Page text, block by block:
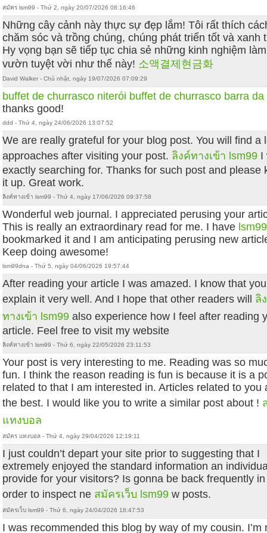
สมัคร lsm99 - Thứ 2, ngày 20/07/2026 08:16:46
Những cây cảnh này thực sự đẹp lắm! Tôi rất thích
chăm sóc và trồng chúng, chúng phát triển tốt và xanh
Hy vọng bạn sẽ tiếp tục chia sẻ những kinh nghiệm làm
vườn tuyệt vời như thế này! 소액결제현금화
David Walker - Chủ nhật, ngày 19/07/2026 07:09:29
buffet de churrasco niterói buffet de churrasco barra da
thanks good!
ddd - Thứ 4, ngày 24/06/2026 13:07:52
We are really grateful for your blog post. You will find a
approaches after visiting your post. ลิงค์ทางเข้า lsm99 I
exactly searching for. Thanks for such post and please
it up. Great work.
ลิงค์ทางเข้า lsm99 - Thứ 4, ngày 17/06/2026 09:37:58
Wonderful web journal. I appreciated perusing your
This is really an extraordinary read for me. I have
bookmarked it and I am anticipating perusing new
Keep doing awesome!
lsm99dna - Thứ 5, ngày 04/06/2026 19:57:44
After reading your article I was amazed. I know that you
explain it very well. And I hope that other readers will ลิ
ทางเข้า lsm99 also experience how I feel after reading
article. Feel free to visit my website
ลิงค์ทางเข้า lsm99 - Thứ 6, ngày 22/05/2026 23:11:53
Your post is very interesting to me. Reading was so
fun. I think the reason reading is fun is because it is a
related to that I am interested in. Articles related to you
the best. I would like you to write a similar post about !
แทงบอล
สมัคร แทงบอล - Thứ 4, ngày 29/04/2026 12:19:11
I just couldn’t depart your site prior to suggesting that I
extremely enjoyed the standard information an
provide for your visitors? Is gonna be back frequently in
order to inspect ne สมัครเว็บ lsm99 w posts.
สมัครเว็บ lsm99 - Thứ 6, ngày 24/04/2026 18:47:53
I was recommended this blog by way of my cousin. I’m